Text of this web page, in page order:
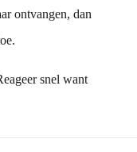
ontvangen, dan
snel want